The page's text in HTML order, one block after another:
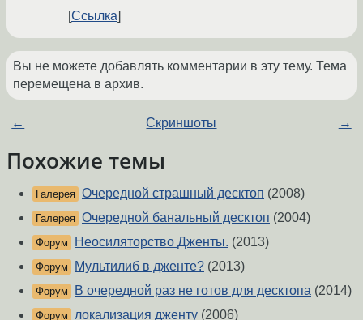
Ссылка
Вы не можете добавлять комментарии в эту тему. Тема
перемещена в архив.
← Скриншоты →
Похожие темы
Галерея Очередной страшный десктоп (2008)
Галерея Очередной банальный десктоп (2004)
Форум Неосиляторство Дженты. (2013)
Форум Мультилиб в дженте? (2013)
Форум В очередной раз не готов для десктопа (2014)
Форум локализация дженту (2006)